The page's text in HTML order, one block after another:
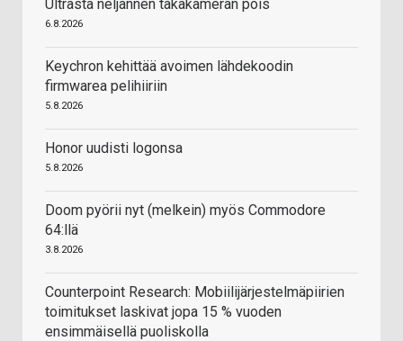
Ultrasta neljännen takakameran pois
6.8.2026
Keychron kehittää avoimen lähdekoodin
firmwarea pelihiiriin
5.8.2026
Honor uudisti logonsa
5.8.2026
Doom pyörii nyt (melkein) myös Commodore
64:llä
3.8.2026
Counterpoint Research: Mobiilijärjestelmäpiirien
toimitukset laskivat jopa 15 % vuoden
ensimmäisellä puoliskolla